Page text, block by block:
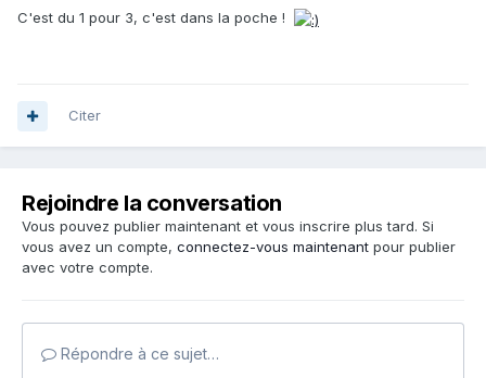
C'est du 1 pour 3, c'est dans la poche !
Citer
Rejoindre la conversation
Vous pouvez publier maintenant et vous inscrire plus tard. Si
vous avez un compte, connectez-vous maintenant pour publier
avec votre compte.
Répondre à ce sujet…